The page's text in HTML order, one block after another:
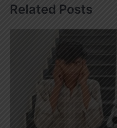
Related Posts